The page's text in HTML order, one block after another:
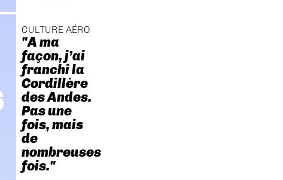
CULTURE AÉRO
"A ma
façon, j’ai
franchi la
Cordillère
des Andes.
Pas une
fois, mais
de
nombreuses
fois."